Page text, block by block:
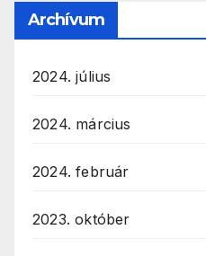
Archívum
2024. július
2024. március
2024. február
2023. október